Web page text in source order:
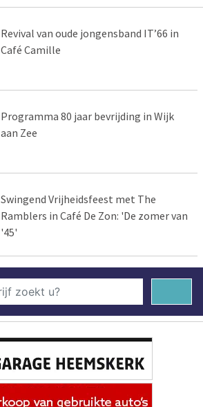
Revival van oude jongensband IT’66 in
Café Camille
Programma 80 jaar bevrijding in Wijk
aan Zee
Swingend Vrijheidsfeest met The
Ramblers in Café De Zon: 'De zomer van
'45'